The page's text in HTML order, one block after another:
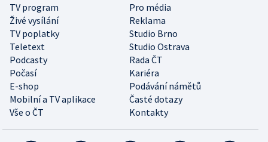
TV program
Pro média
Živé vysílání
Reklama
TV poplatky
Studio Brno
Teletext
Studio Ostrava
Podcasty
Rada ČT
Počasí
Kariéra
E-shop
Podávání námětů
Mobilní a TV aplikace
Časté dotazy
Vše o ČT
Kontakty